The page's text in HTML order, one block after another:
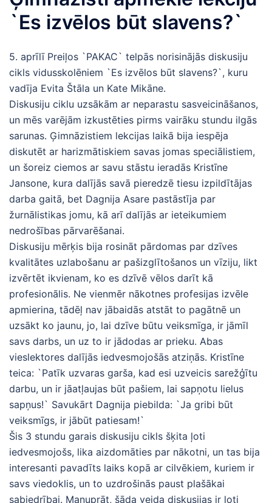
`Es izvēlos būt slavens?`
5. aprīlī Preiļos `PAKAC` telpās norisinājās diskusiju
cikls vidusskolēniem `Es izvēlos būt slavens?`, kuru
vadīja Evita Štāla un Kate Mikāne.
Diskusiju ciklu uzsākām ar neparastu sasveicināšanos,
un mēs varējām izkustēties pirms vairāku stundu ilgās
sarunas. Ģimnāzistiem lekcijas laikā bija iespēja
diskutēt ar harizmātiskiem savas jomas speciālistiem,
un šoreiz ciemos ar savu stāstu ieradās Kristīne
Jansone, kura dalījās savā pieredzē tiesu izpildītājas
darba gaitā, bet Dagnija Asare pastāstīja par
žurnālistikas jomu, kā arī dalījās ar ieteikumiem
nedrošības pārvarēšanai.
Diskusiju mērķis bija rosināt pārdomas par dzīves
kvalitātes uzlabošanu ar pašizglītošanos un vīziju, likt
izvērtēt ikvienam, ko es dzīvē vēlos darīt kā
profesionālis. Ne vienmēr nākotnes profesijas izvēle
apmierina, tādēļ nav jābaidās atstāt to pagātnē un
uzsākt ko jaunu, jo, lai dzīve būtu veiksmīga, ir jāmīl
savs darbs, un uz to ir jādodas ar prieku. Abas
vieslektores dalījās iedvesmojošās atziņās. Kristīne
teica: `Patīk uzvaras garša, kad esi uzveicis sarežģītu
darbu, un ir jāatļaujas būt pašiem, lai sapņotu lielus
sapņus!` Savukārt Dagnija piebilda: `Ja gribi būt
veiksmīgs, ir jābūt patiesam!`
Šis 3 stundu garais diskusiju cikls šķita ļoti
iedvesmojošs, lika aizdomāties par nākotni, un tas bija
interesanti pavadīts laiks kopā ar cilvēkiem, kuriem ir
savs viedoklis, un to uzdrošinās paust plašākai
sabiedrībai. Manuprāt, šāda veida diskusijas ir ļoti